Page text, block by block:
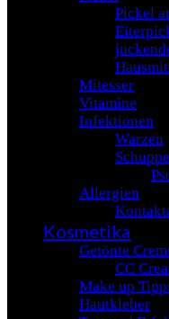
Pickel
Mitesser
Vitamine
Infektionen
Warzen
Allergien
Kosmetika
Getönte
CC
Make up
Hautkleber